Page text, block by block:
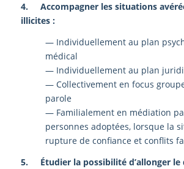
4. Accompagner les situations
illicites :
— Individuellement au plan
médical
— Individuellement au plan
— Collectivement en focus
parole
— Familialement en médiation
personnes adoptées, lorsque la
rupture de confiance et conflits
5. Étudier la possibilité d’allonger le